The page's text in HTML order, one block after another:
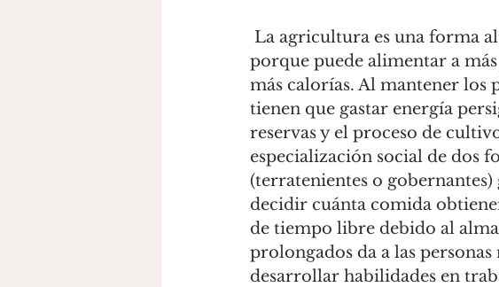
porque puede alimentar a
más calorías. Al mantener los
tienen que gastar energía
reservas y el proceso de
especialización social de dos
(terratenientes o
decidir cuánta comida
de tiempo libre debido al
prolongados da a las
desarrollar habilidades en